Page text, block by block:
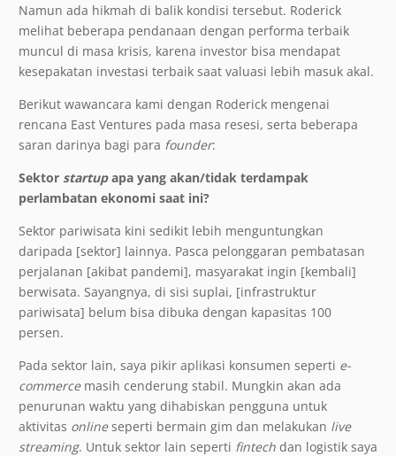
Namun ada hikmah di balik kondisi tersebut. Roderick
melihat beberapa pendanaan dengan performa terbaik
muncul di masa krisis, karena investor bisa mendapat
kesepakatan investasi terbaik saat valuasi lebih masuk akal.
Berikut wawancara kami dengan Roderick mengenai
rencana East Ventures pada masa resesi, serta beberapa
saran darinya bagi para founder:
Sektor startupapa yang akan/tidak terdampak
perlambatan ekonomi saat ini?
Sektor pariwisata kini sedikit lebih menguntungkan
daripada [sektor] lainnya. Pasca pelonggaran pembatasan
perjalanan [akibat pandemi], masyarakat ingin [kembali]
berwisata. Sayangnya, di sisi suplai, [infrastruktur
pariwisata] belum bisa dibuka dengan kapasitas 100
persen.
Pada sektor lain, saya pikir aplikasi konsumen seperti e-
commerce masih cenderung stabil. Mungkin akan ada
penurunan waktu yang dihabiskan pengguna untuk
aktivitas onlineseperti bermain gim dan melakukan live
streaming. Untuk sektor lain seperti fintech dan logistik saya